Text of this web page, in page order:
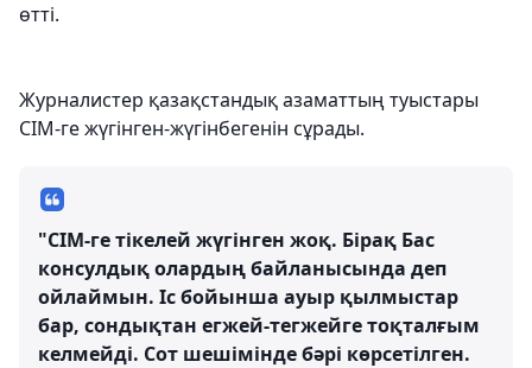
өтті.
Журналистер қазақстандық азаматтың туыстары
СІМ-ге жүгінген-жүгінбегенін сұрады.
"СІМ-ге тікелей жүгінген жоқ. Бірақ Бас
консулдық олардың байланысында деп
ойлаймын. Іс бойынша ауыр қылмыстар
бар, сондықтан егжей-тегжейге тоқталғым
келмейді. Сот шешімінде бәрі көрсетілген.